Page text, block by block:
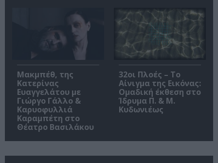
Μακμπέθ, της
Κατερίνας
Ευαγγελάτου με
Γιώργο Γάλλο &
Καρυοφυλλιά
Καραμπέτη στο
Θέατρο Βασιλάκου
32οι Πλοές – Το
Αίνιγμα της Εικόνας:
Ομαδική έκθεση στο
Ίδρυμα Π. & Μ.
Κυδωνιέως